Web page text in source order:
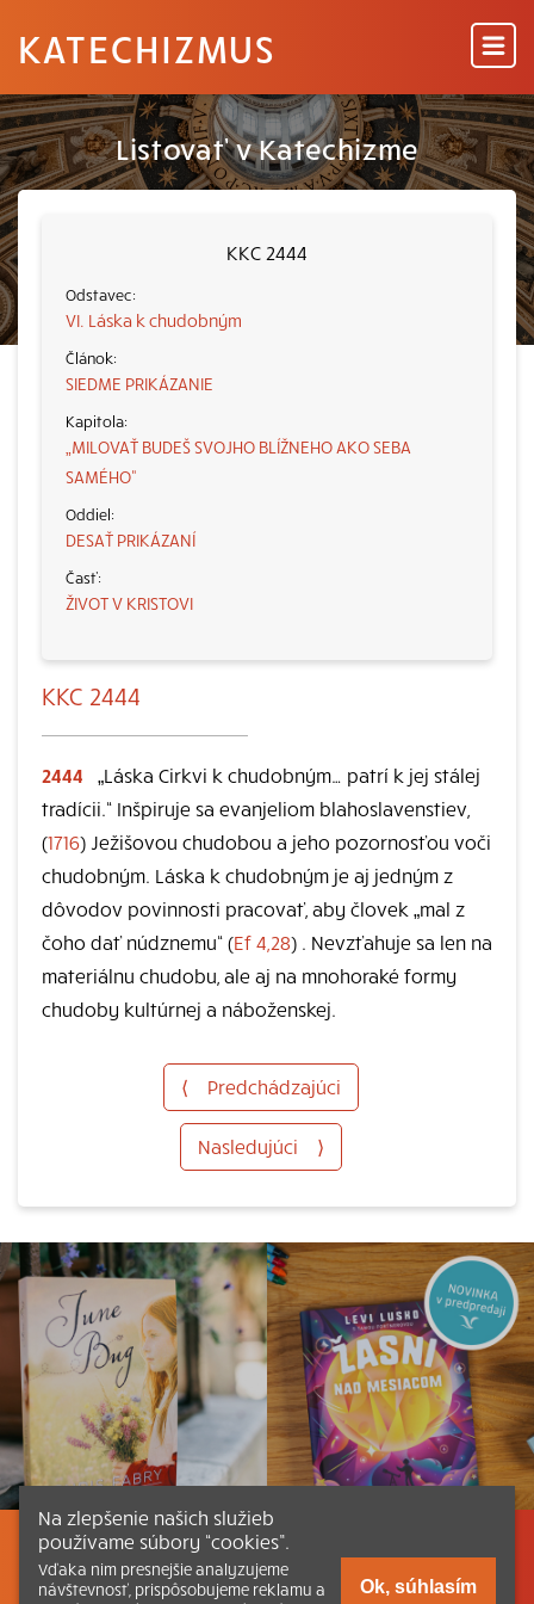
KATECHIZMUS
Listovať v Katechizme
KKC 2444
VI. Láska k chudobným
SIEDME PRIKÁZANIE
„MILOVAŤ BUDEŠ SVOJHO BLÍŽNEHO AKO SEBA
SAMÉHO“
DESAŤ PRIKÁZANÍ
ŽIVOT V KRISTOVI
KKC 2444
2444
„Láska Cirkvi k chudobným… patrí k jej stálej
tradícii.“ Inšpiruje sa evanjeliom blahoslavenstiev,
(1716) Ježišovou chudobou a jeho pozornosťou voči
chudobným. Láska k chudobným je aj jedným z
dôvodov povinnosti pracovať, aby človek „mal z
čoho dať núdznemu“ (Ef 4,28) . Nevzťahuje sa len na
materiálnu chudobu, ale aj na mnohoraké formy
chudoby kultúrnej a náboženskej.
⟨ Predchádzajúci
Nasledujúci ⟩
Listovať Obsah Dokumenty a články
Na zlepšenie našich služieb
používame súbory “cookies”.
Vďaka nim presnejšie analyzujeme
návštevnosť, prispôsobujeme reklamu a
Ok, súhlasím